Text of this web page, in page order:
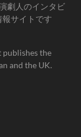
劇人のインタビ
サイトです
publishes the
and the UK.